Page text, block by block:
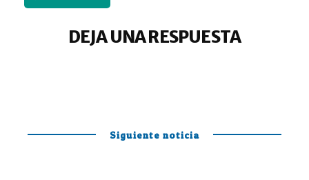
DEJA UNA RESPUESTA
Siguiente noticia